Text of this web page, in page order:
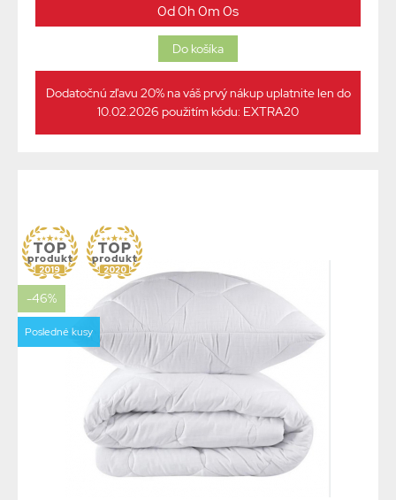
0d 0h 0m 0s
Dodatočnú zľavu 20% na váš prvý nákup uplatnite len do
10.02.2026 použitím kódu: EXTRA20
-46%
Posledné kusy